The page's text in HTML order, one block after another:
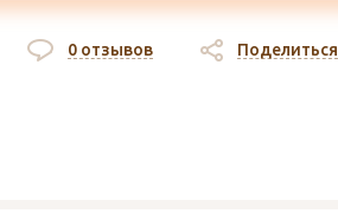
0 отзывов Поделиться